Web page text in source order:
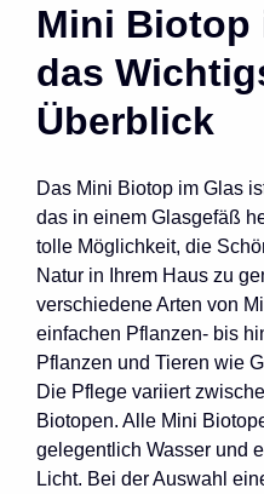
Mini Biotop
das
Überblick
Das Mini Biotop im Glas
das in einem Glasgefäß
tolle Möglichkeit, die
Natur in Ihrem Haus zu
verschiedene Arten von
einfachen Pflanzen- bis
Pflanzen und Tieren wie
Die Pflege variiert
Biotopen. Alle Mini
gelegentlich Wasser und
Licht. Bei der Auswahl